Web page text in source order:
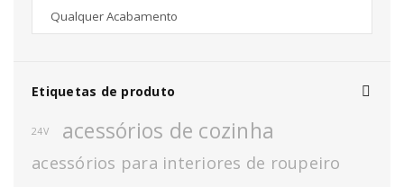
Etiquetas de produto
24V acessórios de cozinha
acessórios para interiores de roupeiro